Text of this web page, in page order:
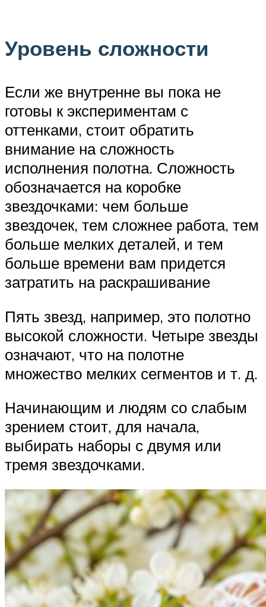
Уровень сложности
Если же внутренне вы пока не
готовы к экспериментам с
оттенками, стоит обратить
внимание на сложность
исполнения полотна. Сложность
обозначается на коробке
звездочками: чем больше
звездочек, тем сложнее работа, тем
больше мелких деталей, и тем
больше времени вам придется
затратить на раскрашивание
Пять звезд, например, это полотно
высокой сложности. Четыре звезды
означают, что на полотне
множество мелких сегментов и т. д.
Начинающим и людям со слабым
зрением стоит, для начала,
выбирать наборы с двумя или
тремя звездочками.